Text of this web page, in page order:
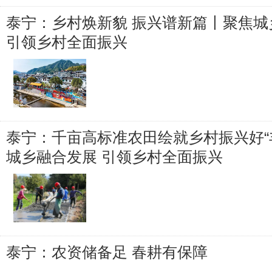
泰宁：乡村焕新貌 振兴谱新篇丨聚焦
引领乡村全面振兴
泰宁：千亩高标准农田绘就乡村振兴好“
城乡融合发展 引领乡村全面振兴
泰宁：农资储备足 春耕有保障